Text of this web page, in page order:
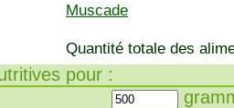
Muscade
Quantité totale des
pour :